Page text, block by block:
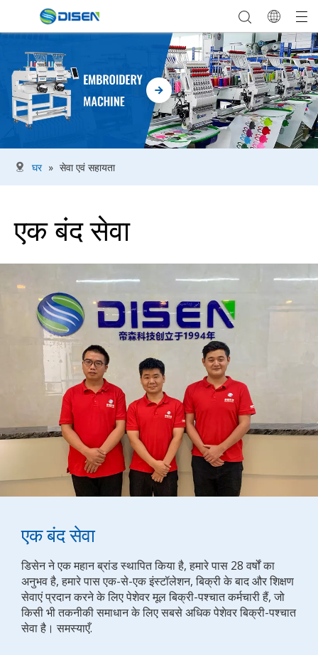
घर » सेवा एवं सहायता
एक बंद सेवा
एक बंद सेवा
डिसेन ने एक महान ब्रांड स्थापित किया है, हमारे पास 28 वर्षों का
अनुभव है, हमारे पास एक-से-एक इंस्टॉलेशन, बिक्री के बाद और शिक्षण
सेवाएं प्रदान करने के लिए पेशेवर मूल बिक्री-पश्चात कर्मचारी हैं, जो
किसी भी तकनीकी समाधान के लिए सबसे अधिक पेशेवर बिक्री-पश्चात
सेवा है। समस्याएँ.